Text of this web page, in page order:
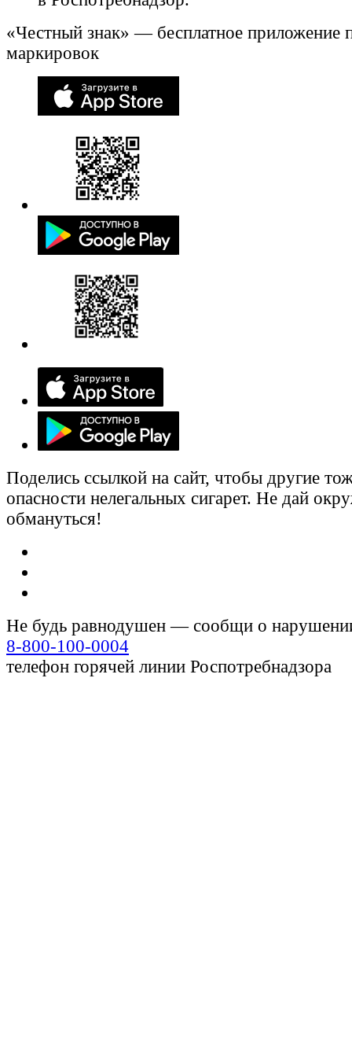
«Честный знак» — бесплатное приложение
маркировок
Поделись ссылкой на сайт, чтобы другие
опасности нелегальных сигарет. Не дай
обмануться!
Не будь равнодушен — сообщи о
8-800-100-0004
телефон горячей линии Роспотребнадзора